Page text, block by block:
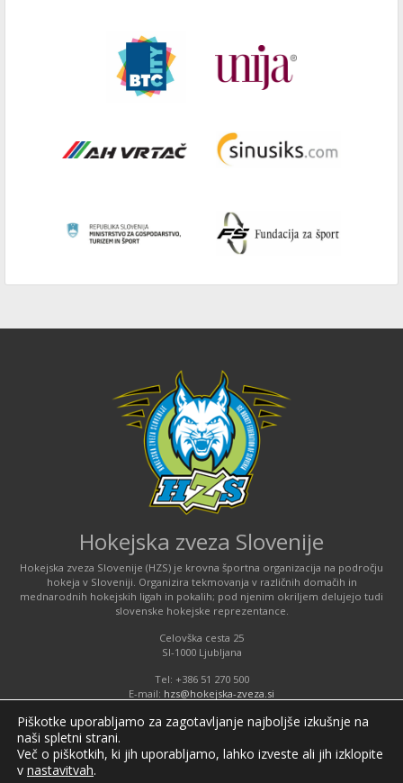
Hokejska zveza Slovenije
Hokejska zveza Slovenije (HZS) je krovna športna organizacija na področju
hokeja v Sloveniji. Organizira tekmovanja v različnih domačih in
mednarodnih hokejskih ligah in pokalih; pod njenim okriljem delujejo tudi
slovenske hokejske reprezentance.
Celovška cesta 25
SI-1000 Ljubljana
Tel: +386 51 270 500
E-mail: hzs@hokejska-zveza.si
Informacije o uporabi spletnih piškotkov
Piškotke uporabljamo za zagotavljanje najboljše izkušnje na
naši spletni strani.
Več o piškotkih, ki jih uporabljamo, lahko izveste ali jih izklopite
v nastavitvah.